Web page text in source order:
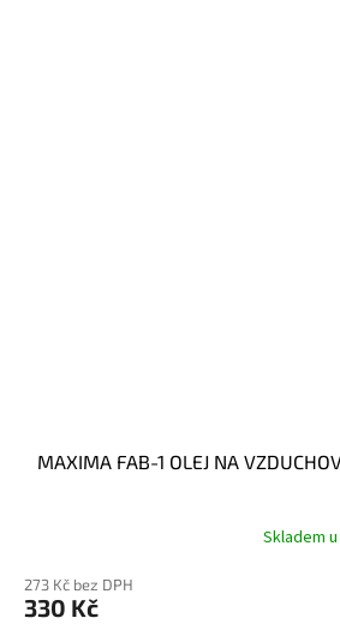
MAXIMA FAB-1 OLEJ NA
Skladem
273 Kč bez DPH
330 Kč